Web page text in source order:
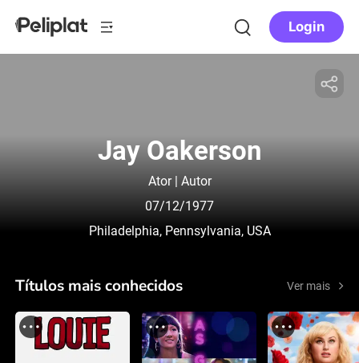
Login
Jay Oakerson
Ator | Autor
07/12/1977
Philadelphia, Pennsylvania, USA
Títulos mais conhecidos Ver mais